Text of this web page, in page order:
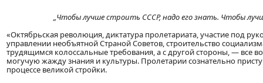
„Чтобы лучше строить СССР, надо его знать. Чтобы
«Октябрьская революция, диктатура пролетариата, участие под
управлении необъятной Страной Советов, строительство
трудящимся колоссальные требования, а с другой стороны, — все
могучую жажду знания и культуры. Пролетарии сознательно
процессе великой стройки.